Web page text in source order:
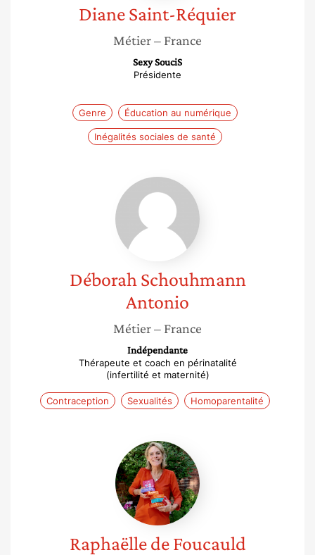
DianeSaint-Réquier
Métier– France
Sexy SouciS
Présidente
Genre Éducation au numérique
Inégalités sociales de santé
Déborah
Schouhmann
Antonio
Déborah Schouhmann
Antonio
Métier– France
Indépendante
Thérapeute et coach en périnatalité
(infertilité et maternité)
Contraception Sexualités Homoparentalité
Raphaëlle
de
Foucauld
Raphaëlle de Foucauld